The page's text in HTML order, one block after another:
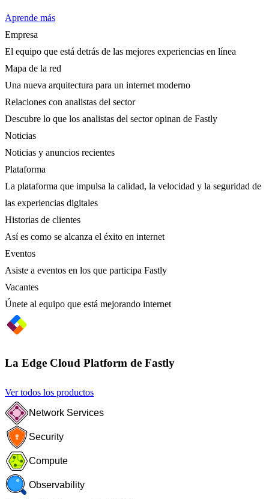
Aprende más
Empresa
El equipo que está detrás de las mejores experiencias en línea
Mapa de la red
Una nueva arquitectura para un internet moderno
Relaciones con analistas del sector
Descubre lo que los analistas del sector opinan de Fastly
Noticias
Noticias y anuncios recientes
Plataforma
La plataforma que impulsa la calidad, la velocidad y la seguridad de
las experiencias digitales
Historias de clientes
Así es como se alcanza el éxito en internet
Eventos
Asiste a eventos en los que participa Fastly
Vacantes
Únete al equipo que está mejorando internet
La Edge Cloud Platform de Fastly
Ver todos los productos
Network Services
Security
Compute
Observability